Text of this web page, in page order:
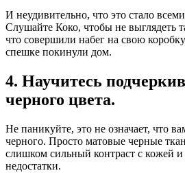
И неудивительно, что это стало
Слушайте Коко, чтобы не выглядеть
что совершили набег на свою
спешке покинули дом.
4. Научитесь
черного цвета.
Не паникуйте, это не означает, что
черного. Просто матовые черные
слишком сильный контраст с кожей и
недостатки.